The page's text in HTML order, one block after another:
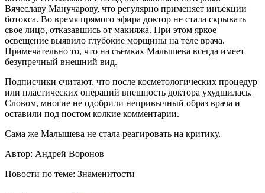
Вячеславу Манучарову, что регулярно применяет инъекции
ботокса. Во время прямого эфира доктор не стала скрывать
свое лицо, отказавшись от макияжа. При этом яркое
освещение выявило глубокие морщины на теле врача.
Примечательно то, что на съемках Малышева всегда имеет
безупречный внешний вид.
Подписчики считают, что после косметологических процедур
или пластических операций внешность доктора ухудшилась.
Словом, многие не одобрили непривычный образ врача и
оставили под постом колкие комментарии.
Сама же Малышева не стала реагировать на критику.
Автор: Андрей Воронов
Новости по теме: Знаменитости